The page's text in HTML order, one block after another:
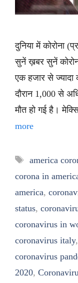
दुनिया में कोरोना
सुनें ख़बर सुनें
एक हजार से ज्यादा
दौरान 1,000 से
मौत हो गई है।
more
Tags
america
corona in
america,
status,
coronavirus in
coronavirus italy,
coronavirus
2020,